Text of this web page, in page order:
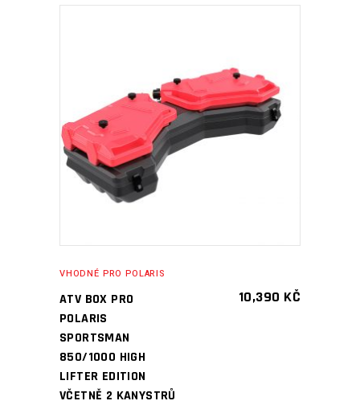
PŘIDAT DO KOŠÍKU
VHODNÉ PRO POLARIS
ATV BOX PRO
POLARIS
SPORTSMAN
850/1000 HIGH
LIFTER EDITION
VČETNĚ 2 KANYSTRŮ
10,390 KČ